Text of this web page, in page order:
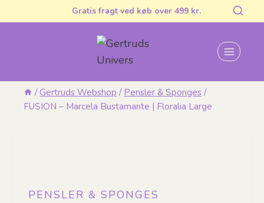
til
Gratis fragt ved køb over 499 kr.
/ Gertruds Webshop / Pensler & Sponges /
FUSION – Marcela Bustamante | Floralia Large
PENSLER & SPONGES